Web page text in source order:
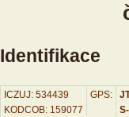
Identifikace
ICZUJ: 534439
KODCOB: 159077
GPS: